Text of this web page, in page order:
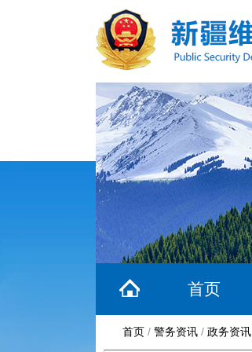
首页
首页 / 警务资讯 / 政务资讯